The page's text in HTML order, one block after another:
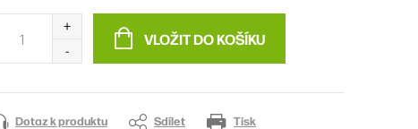
VLOŽIT DO KOŠÍKU
Tisk
Dotaz k produktu Sdílet